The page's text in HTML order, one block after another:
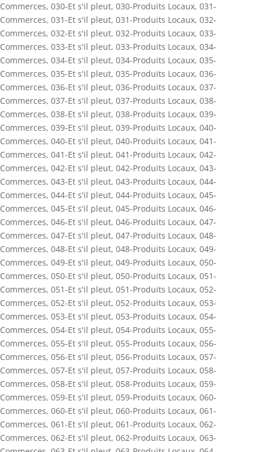
Commerces, 030-Et s'il pleut, 030-Produits Locaux, 031-
Commerces, 031-Et s'il pleut, 031-Produits Locaux, 032-
Commerces, 032-Et s'il pleut, 032-Produits Locaux, 033-
Commerces, 033-Et s'il pleut, 033-Produits Locaux, 034-
Commerces, 034-Et s'il pleut, 034-Produits Locaux, 035-
Commerces, 035-Et s'il pleut, 035-Produits Locaux, 036-
Commerces, 036-Et s'il pleut, 036-Produits Locaux, 037-
Commerces, 037-Et s'il pleut, 037-Produits Locaux, 038-
Commerces, 038-Et s'il pleut, 038-Produits Locaux, 039-
Commerces, 039-Et s'il pleut, 039-Produits Locaux, 040-
Commerces, 040-Et s'il pleut, 040-Produits Locaux, 041-
Commerces, 041-Et s'il pleut, 041-Produits Locaux, 042-
Commerces, 042-Et s'il pleut, 042-Produits Locaux, 043-
Commerces, 043-Et s'il pleut, 043-Produits Locaux, 044-
Commerces, 044-Et s'il pleut, 044-Produits Locaux, 045-
Commerces, 045-Et s'il pleut, 045-Produits Locaux, 046-
Commerces, 046-Et s'il pleut, 046-Produits Locaux, 047-
Commerces, 047-Et s'il pleut, 047-Produits Locaux, 048-
Commerces, 048-Et s'il pleut, 048-Produits Locaux, 049-
Commerces, 049-Et s'il pleut, 049-Produits Locaux, 050-
Commerces, 050-Et s'il pleut, 050-Produits Locaux, 051-
Commerces, 051-Et s'il pleut, 051-Produits Locaux, 052-
Commerces, 052-Et s'il pleut, 052-Produits Locaux, 053-
Commerces, 053-Et s'il pleut, 053-Produits Locaux, 054-
Commerces, 054-Et s'il pleut, 054-Produits Locaux, 055-
Commerces, 055-Et s'il pleut, 055-Produits Locaux, 056-
Commerces, 056-Et s'il pleut, 056-Produits Locaux, 057-
Commerces, 057-Et s'il pleut, 057-Produits Locaux, 058-
Commerces, 058-Et s'il pleut, 058-Produits Locaux, 059-
Commerces, 059-Et s'il pleut, 059-Produits Locaux, 060-
Commerces, 060-Et s'il pleut, 060-Produits Locaux, 061-
Commerces, 061-Et s'il pleut, 061-Produits Locaux, 062-
Commerces, 062-Et s'il pleut, 062-Produits Locaux, 063-